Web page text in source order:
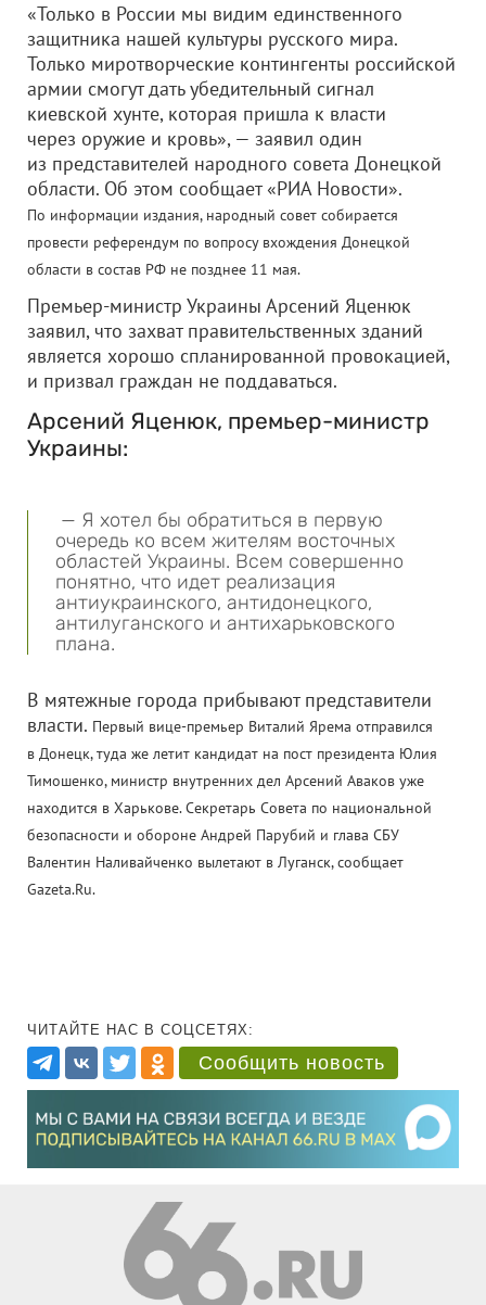
«Только в России мы видим единственного
защитника нашей культуры русского мира.
Только миротворческие контингенты российской
армии смогут дать убедительный сигнал
киевской хунте, которая пришла к власти
через оружие и кровь», — заявил один
из представителей народного совета Донецкой
области. Об этом сообщает «РИА Новости».
По информации издания, народный совет собирается
провести референдум по вопросу вхождения Донецкой
области в состав РФ не позднее 11 мая.
Премьер-министр Украины Арсений Яценюк
заявил, что захват правительственных зданий
является хорошо спланированной провокацией,
и призвал граждан не поддаваться.
Арсений Яценюк, премьер-министр
Украины:
— Я хотел бы обратиться в первую
очередь ко всем жителям восточных
областей Украины. Всем совершенно
понятно, что идет реализация
антиукраинского, антидонецкого,
антилуганского и антихарьковского
плана.
В мятежные города прибывают представители
власти. Первый вице-премьер Виталий Ярема отправился
в Донецк, туда же летит кандидат на пост президента Юлия
Тимошенко, министр внутренних дел Арсений Аваков уже
находится в Харькове. Секретарь Совета по национальной
безопасности и обороне Андрей Парубий и глава СБУ
Валентин Наливайченко вылетают в Луганск, сообщает
Gazeta.Ru.
ЧИТАЙТЕ НАС В СОЦСЕТЯХ:
Сообщить новость